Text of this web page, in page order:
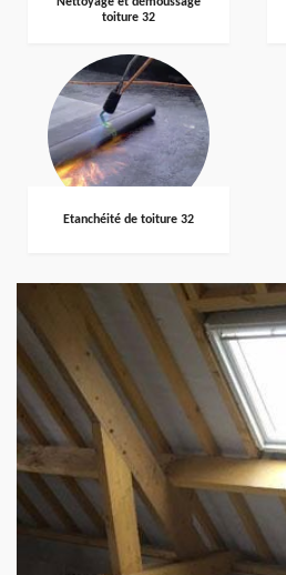
toiture 32
Etanchéité de toiture 32